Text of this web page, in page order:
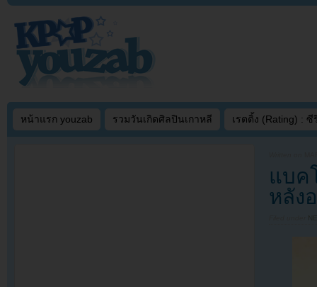
หน้าแรก youzab รวมวันเกิดศิลปินเกาหลี เรตติ้ง (Rating) : ซี
แบค
หลัง